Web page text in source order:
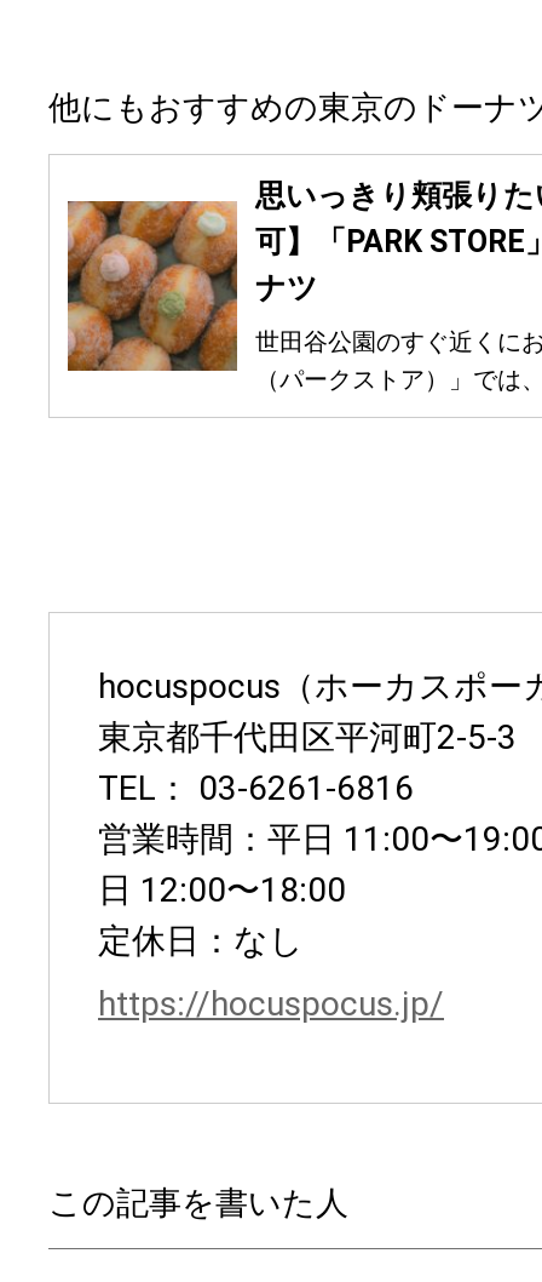
他にもおすすめの東京のドーナ
思いっきり頬張り
可】「PARK
ナツ
世田谷公園のすぐ近くに
（パークストア）」では
hocuspocus（ホーカスポー
東京都千代田区平河町2-5-3
TEL： 03-6261-6816
営業時間：平日 11:00〜
日 12:00〜18:00
定休日：なし
https://hocuspocus.jp/
この記事を書いた人